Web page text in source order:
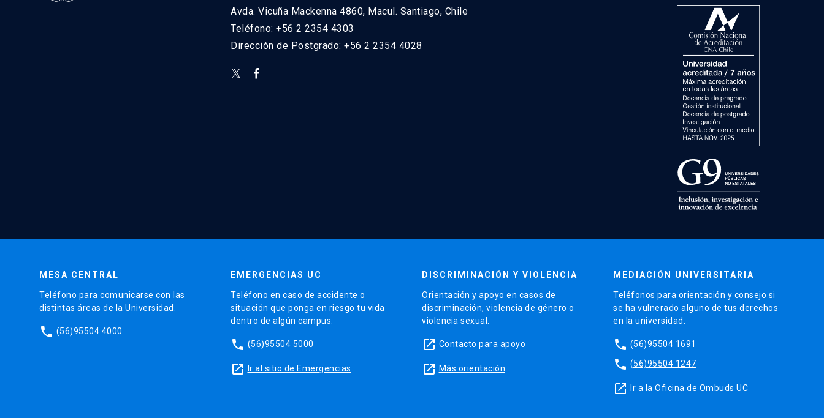
Avda. Vicuña Mackenna 4860, Macul. Santiago, Chile
Teléfono: +56 2 2354 4303
Dirección de Postgrado: +56 2 2354 4028
MESA CENTRAL
Teléfono para comunicarse con las
distintas áreas de la Universidad.
phone (56)95504 4000
EMERGENCIAS UC
Teléfono en caso de accidente o
situación que ponga en riesgo tu vida
dentro de algún campus.
phone (56)95504 5000
launch Ir al sitio de Emergencias
DISCRIMINACIÓN Y VIOLENCIA
Orientación y apoyo en casos de
discriminación, violencia de género o
violencia sexual.
launch Contacto para apoyo
launch Más orientación
MEDIACIÓN UNIVERSITARIA
Teléfonos para orientación y consejo si
se ha vulnerado alguno de tus derechos
en la universidad.
phone (56)95504 1691
phone (56)95504 1247
launch Ir a la Oficina de Ombuds UC